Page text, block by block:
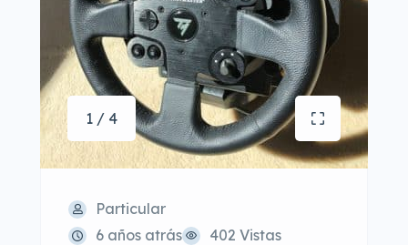
1 / 4
Particular
6 años atrás
402 Vistas